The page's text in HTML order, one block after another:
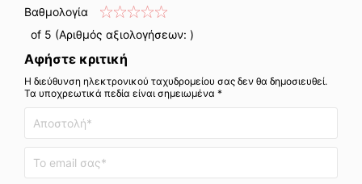
Βαθμολογία
of 5 (Αριθμός αξιολογήσεων: )
Αφήστε κριτική
Η διεύθυνση ηλεκτρονικού ταχυδρομείου σας δεν θα δημοσιευθεί.
Τα υποχρεωτικά πεδία είναι σημειωμένα *